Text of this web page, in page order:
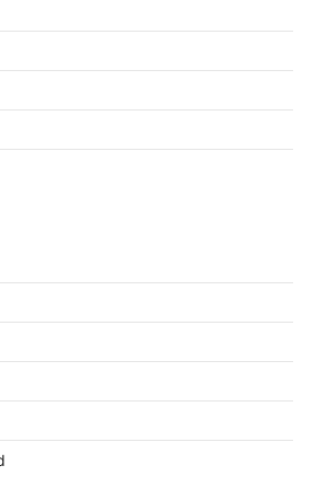
जिले की 5 माह की मासूम…
छिपली की दीदियों का कमाल, बकरी